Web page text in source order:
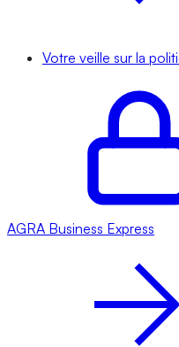
Votre veille sur la
AGRA Business Express